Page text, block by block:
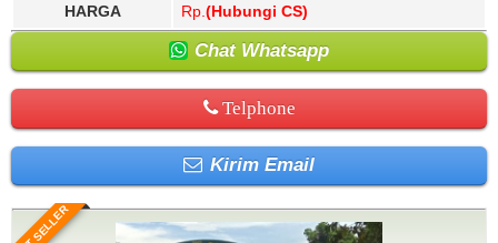
HARGA Rp. (Hubungi CS)
Chat Whatsapp
Telphone
Kirim Email